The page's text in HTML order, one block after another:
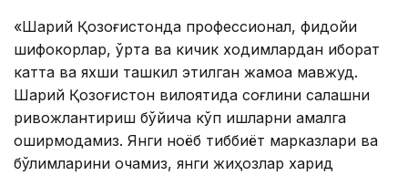
«Шарқий Қозоғистонда профессионал, фидойи
шифокорлар, ўрта ва кичик ходимлардан иборат
катта ва яхши ташкил этилган жамоа мавжуд.
Шарқий Қозоғистон вилоятида соғлиқни сақлашни
ривожлантириш бўйича кўп ишларни амалга
оширмоқдамиз. Янги ноёб тиббиёт марказлари ва
бўлимларини очамиз, янги жиҳозлар харид